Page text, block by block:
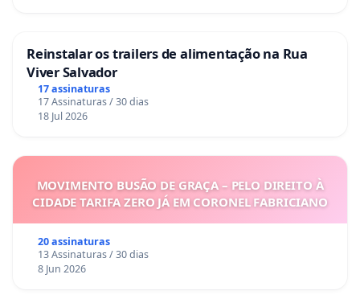
Reinstalar os trailers de alimentação na Rua
Viver Salvador
17 assinaturas
17 Assinaturas / 30 dias
18 Jul 2026
MOVIMENTO BUSÃO DE GRAÇA – PELO DIREITO À
CIDADE TARIFA ZERO JÁ EM CORONEL FABRICIANO
20 assinaturas
13 Assinaturas / 30 dias
8 Jun 2026